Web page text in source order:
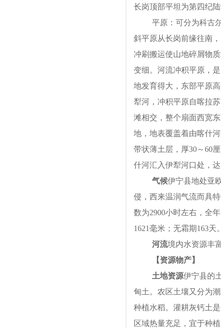
长岗顶部平坦为第四纪
平原：可分为科古
斜平原从长岗前缘往南
冲刷搬运使山地碎屑物
变细。河流冲积平原，
地发育得大，东部平原
犁河，冲积平原自喀拉
滩相交，整个扇面西宽
地，地表覆盖着由喀什
带状薄土层，厚30～60
什河汇入伊犁河口处，
气候伊宁县地处亚
侵，西来温润气流而具
数为2900小时左右，全
1621毫米；无霜期163
河流境内水资源丰
【资源物产】
土地资源伊宁县的
甸土。农区土壤又分为
种植水稻。灌耕灰钙土
区域热量充足，宜于种